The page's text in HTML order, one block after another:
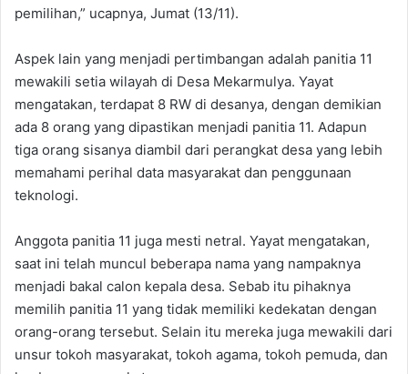
pemilihan,” ucapnya, Jumat (13/11).
Aspek lain yang menjadi pertimbangan adalah panitia 11
mewakili setia wilayah di Desa Mekarmulya. Yayat
mengatakan, terdapat 8 RW di desanya, dengan demikian
ada 8 orang yang dipastikan menjadi panitia 11. Adapun
tiga orang sisanya diambil dari perangkat desa yang lebih
memahami perihal data masyarakat dan penggunaan
teknologi.
Anggota panitia 11 juga mesti netral. Yayat mengatakan,
saat ini telah muncul beberapa nama yang nampaknya
menjadi bakal calon kepala desa. Sebab itu pihaknya
memilih panitia 11 yang tidak memiliki kedekatan dengan
orang-orang tersebut. Selain itu mereka juga mewakili dari
unsur tokoh masyarakat, tokoh agama, tokoh pemuda, dan